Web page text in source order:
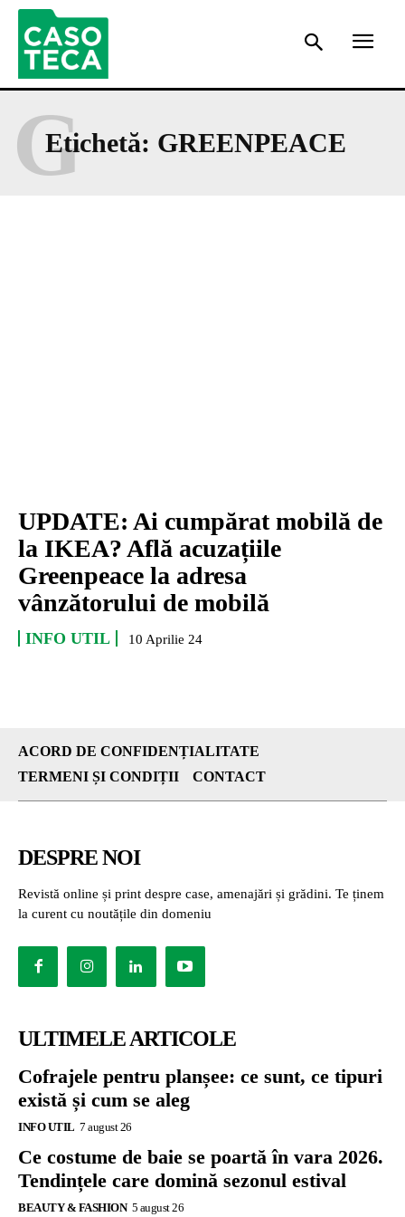
Etichetă: GREENPEACE
G
UPDATE: Ai cumpărat mobilă de
la IKEA? Află acuzațiile
Greenpeace la adresa
vânzătorului de mobilă
INFO UTIL 10 Aprilie 24
ACORD DE CONFIDENȚIALITATE
TERMENI ȘI CONDIȚII
CONTACT
DESPRE NOI
Revistă online și print despre case, amenajări și grădini. Te ținem
la curent cu noutățile din domeniu
ULTIMELE ARTICOLE
Cofrajele pentru planșee: ce sunt, ce tipuri
există și cum se aleg
INFO UTIL 7 august 26
Ce costume de baie se poartă în vara 2026.
Tendințele care domină sezonul estival
BEAUTY & FASHION 5 august 26